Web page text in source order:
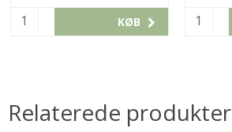
KØB
Relaterede produkter